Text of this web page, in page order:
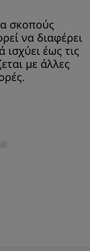
σκοπούς
να διαφέρει
έως τις
με άλλες